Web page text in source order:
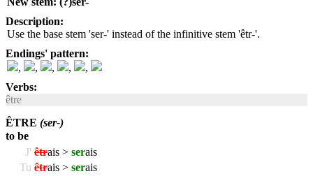
Description:
Use the base stem 'ser-' instead of the infinitive stem 'êtr-'.
Endings' pattern:
,
, , ,
,
Verbs:
être
ÊTRE (ser-)
to be
J' êtrais > serais
Tu êtrais > serais